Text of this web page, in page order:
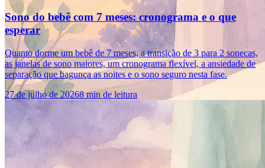
Sono do bebê com 7 meses: cronograma e o que
esperar
Quanto dorme um bebê de 7 meses, a transição de 3 para 2 sonecas,
as janelas de sono maiores, um cronograma flexível, a ansiedade de
separação que bagunça as noites e o sono seguro nesta fase.
27 de julho de 20268 min de leitura